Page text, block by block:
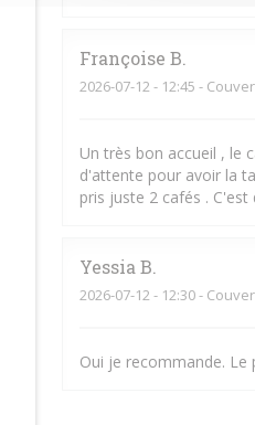
Françoise B
2026-07-12 - 12:45 -
Un très bon accueil , le
d'attente pour avoir la
pris juste 2 cafés .
Yessia B
2026-07-12 - 12:30 -
Oui je recommande.